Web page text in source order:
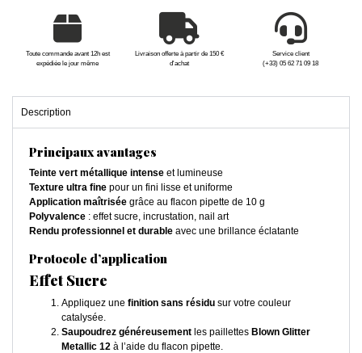
Toute commande avant 12h est
expédiée le jour même
Livraison offerte à partir de 150 €
d'achat
Service client
(+33) 05 62 71 09 18
Description
Principaux avantages
Teinte vert métallique intense et lumineuse
Texture ultra fine pour un fini lisse et uniforme
Application maîtrisée grâce au flacon pipette de 10 g
Polyvalence : effet sucre, incrustation, nail art
Rendu professionnel et durable avec une brillance éclatante
Protocole d’application
Effet Sucre
Appliquez une finition sans résidu sur votre couleur
catalysée.
Saupoudrez généreusement les paillettes Blown Glitter
Metallic 12 à l’aide du flacon pipette.